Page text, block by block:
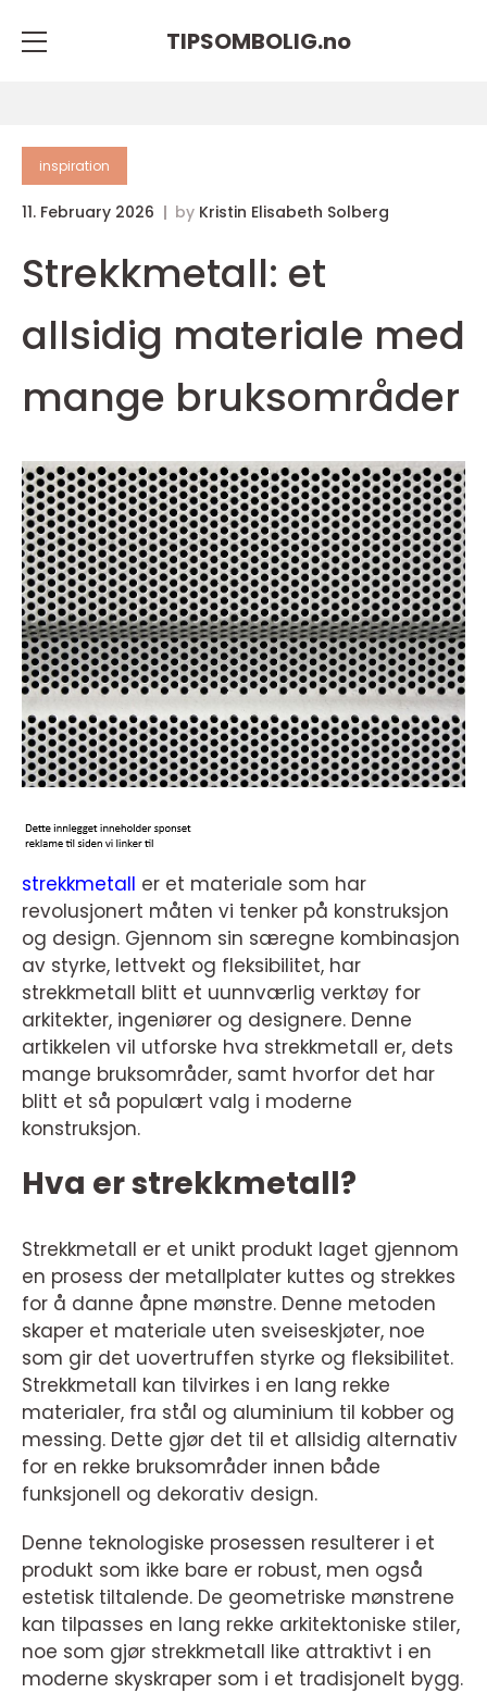
TIPSOMBOLIG.no
inspiration
11. February 2026 by Kristin Elisabeth Solberg
Strekkmetall: et
allsidig materiale med
mange bruksområder
strekkmetall er et materiale som har
revolusjonert måten vi tenker på konstruksjon
og design. Gjennom sin særegne kombinasjon
av styrke, lettvekt og fleksibilitet, har
strekkmetall blitt et uunnværlig verktøy for
arkitekter, ingeniører og designere. Denne
artikkelen vil utforske hva strekkmetall er, dets
mange bruksområder, samt hvorfor det har
blitt et så populært valg i moderne
konstruksjon.
Hva er strekkmetall?
Strekkmetall er et unikt produkt laget gjennom
en prosess der metallplater kuttes og strekkes
for å danne åpne mønstre. Denne metoden
skaper et materiale uten sveiseskjøter, noe
som gir det uovertruffen styrke og fleksibilitet.
Strekkmetall kan tilvirkes i en lang rekke
materialer, fra stål og aluminium til kobber og
messing. Dette gjør det til et allsidig alternativ
for en rekke bruksområder innen både
funksjonell og dekorativ design.
Denne teknologiske prosessen resulterer i et
produkt som ikke bare er robust, men også
estetisk tiltalende. De geometriske mønstrene
kan tilpasses en lang rekke arkitektoniske stiler,
noe som gjør strekkmetall like attraktivt i en
moderne skyskraper som i et tradisjonelt bygg.